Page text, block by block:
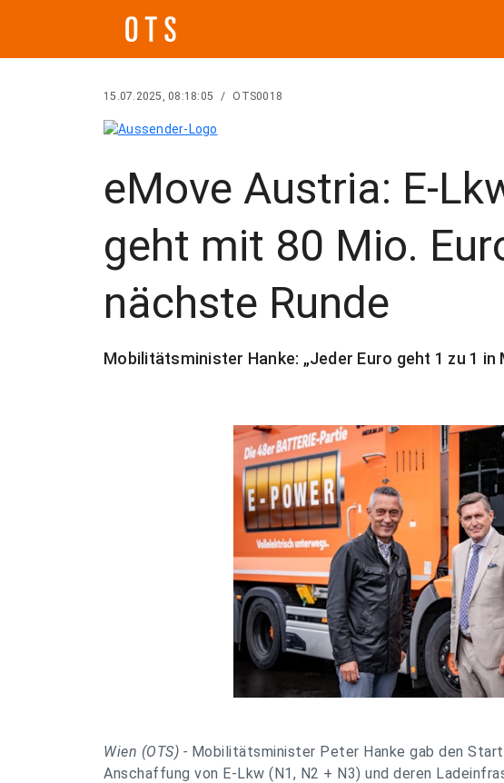
15.07.2025, 08:18:05 / OTS0018
eMove Austria: E-
geht mit 80 Mio.
nächste Runde
Mobilitätsminister Hanke: „Jeder Euro geht 1 zu 1 in
Wien (OTS) - Mobilitätsminister Peter Hanke gab den
Anschaffung von E-Lkw (N1, N2 + N3) und deren